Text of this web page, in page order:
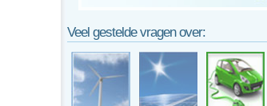
Veel gestelde vragen over: